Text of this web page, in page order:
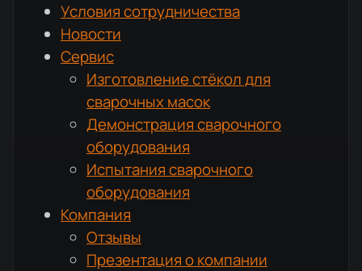
Условия сотрудничества
Новости
Сервис
Изготовление стёкол для
сварочных масок
Демонстрация сварочного
оборудования
Испытания сварочного
оборудования
Компания
Отзывы
Презентация о компании